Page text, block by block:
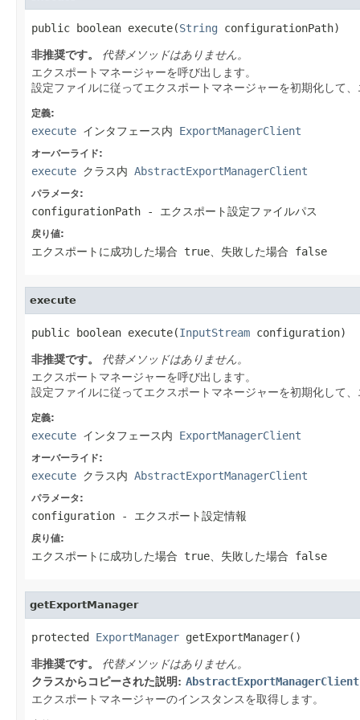
public boolean execute(String configurationPath)
非推奨です。
代替メソッドはありません。
エクスポートマネージャーを呼び出します。
設定ファイルに従ってエクスポートマネージャーを初期化して、
定義:
execute インタフェース内 ExportManagerClient
オーバーライド:
execute クラス内 AbstractExportManagerClient
パラメータ:
configurationPath - エクスポート設定ファイルパス
戻り値:
エクスポートに成功した場合 true、失敗した場合 false
execute
public boolean execute(InputStream configuration)
非推奨です。
代替メソッドはありません。
エクスポートマネージャーを呼び出します。
設定ファイルに従ってエクスポートマネージャーを初期化して、
定義:
execute インタフェース内 ExportManagerClient
オーバーライド:
execute クラス内 AbstractExportManagerClient
パラメータ:
configuration - エクスポート設定情報
戻り値:
エクスポートに成功した場合 true、失敗した場合 false
getExportManager
protected ExportManager getExportManager()
非推奨です。
代替メソッドはありません。
クラスからコピーされた説明: AbstractExportManagerClient
エクスポートマネージャーのインスタンスを取得します。